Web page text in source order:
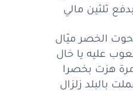
ساكنببالي
مهرطلبوا
ثلثينمالي
بدفع ثلثين مالي
الخصر ميّال
عليه يا خال
هزت بخصرا
بالبلد زلزال